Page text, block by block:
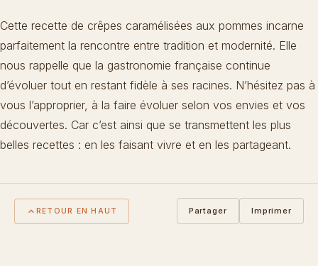
Cette recette de crêpes caramélisées aux pommes incarne
parfaitement la rencontre entre tradition et modernité. Elle
nous rappelle que la gastronomie française continue
d’évoluer tout en restant fidèle à ses racines. N’hésitez pas à
vous l’approprier, à la faire évoluer selon vos envies et vos
découvertes. Car c’est ainsi que se transmettent les plus
belles recettes : en les faisant vivre et en les partageant.
RETOUR EN HAUT Partager Imprimer